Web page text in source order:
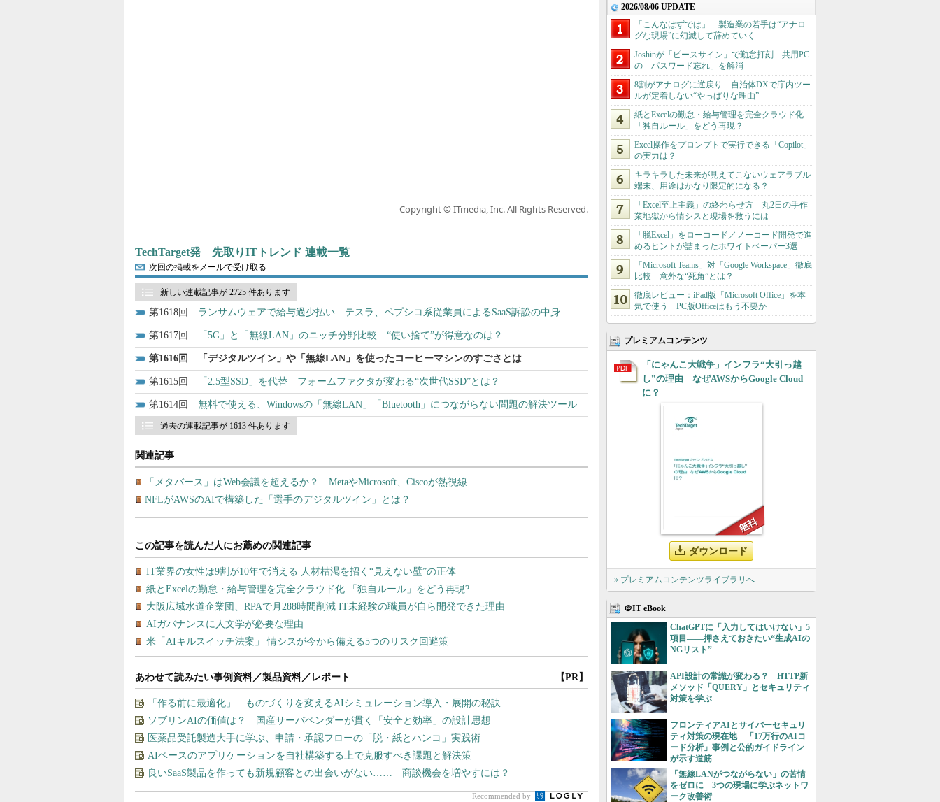
Copyright © ITmedia, Inc. All Rights Reserved.
TechTarget発 先取りITトレンド 連載一覧
次回の掲載をメールで受け取る
新しい連載記事が 2725 件あります
1618 ランサムウェアで給与過少払い テスラ、ペプシコ系従業員によるSaaS訴訟の中身
1617 「5G」と「無線LAN」のニッチ分野比較 “使い捨て”が得意なのは？
1616 「デジタルツイン」や「無線LAN」を使ったコーヒーマシンのすごさとは
1615 「2.5型SSD」を代替 フォームファクタが変わる“次世代SSD”とは？
1614 無料で使える、Windowsの「無線LAN」「Bluetooth」につながらない問題の解決ツール
過去の連載記事が 1613 件あります
関連記事
「メタバース」はWeb会議を超えるか？ MetaやMicrosoft、Ciscoが熱視線
NFLがAWSのAIで構築した「選手のデジタルツイン」とは？
あわせて読みたい事例資料／製品資料／レポート 【PR】
「作る前に最適化」 ものづくりを変えるAIシミュレーション導入・展開の秘訣
ソブリンAIの価値は？ 国産サーバベンダーが貫く「安全と効率」の設計思想
医薬品受託製造大手に学ぶ、申請・承認フローの「脱・紙とハンコ」実践術
AIベースのアプリケーションを自社構築する上で克服すべき課題と解決策
良いSaaS製品を作っても新規顧客との出会いがない…… 商談機会を増やすには？
Recommended by
2026/08/06 UPDATE
「こんなはずでは」 製造業の若手は“アナロ
グな現場”に幻滅して辞めていく
Joshinが「ピースサイン」で勤怠打刻 共用PC
の「パスワード忘れ」を解消
8割がアナログに逆戻り 自治体DXで庁内ツー
ルが定着しない“やっぱりな理由”
紙とExcelの勤怠・給与管理を完全クラウド化
「独自ルール」をどう再現？
Excel操作をプロンプトで実行できる「Copilot」
の実力は？
キラキラした未来が見えてこないウェアラブル
端末、用途はかなり限定的になる？
「Excel至上主義」の終わらせ方 丸2日の手作
業地獄から情シスと現場を救うには
「脱Excel」をローコード／ノーコード開発で進
めるヒントが詰まったホワイトペーパー3選
「Microsoft Teams」対「Google Workspace」徹底
比較 意外な“死角”とは？
徹底レビュー：iPad版「Microsoft Office」を本
気で使う PC版Officeはもう不要か
プレミアムコンテンツ
「にゃんこ大戦争」インフラ“大引っ越
し”の理由 なぜAWSからGoogle Cloud
に？
ダウンロード
» プレミアムコンテンツライブラリへ
＠IT eBook
ChatGPTに「入力してはいけない」5
項目――押さえておきたい“生成AIの
NGリスト”
API設計の常識が変わる？ HTTP新
メソッド「QUERY」とセキュリティ
対策を学ぶ
フロンティアAIとサイバーセキュリ
ティ対策の現在地 「17万行のAIコ
ード分析」事例と公的ガイドライン
が示す道筋
「無線LANがつながらない」の苦情
をゼロに 3つの現場に学ぶネットワ
ーク改善術